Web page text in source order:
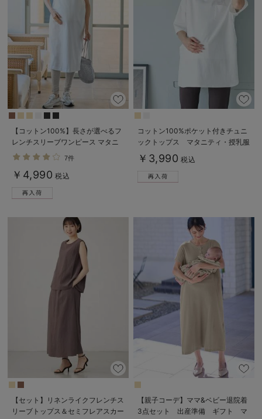
入院準備の持ち物チェック
【コットン100%】長さが選べるフ
レンチスリーブワンピース マタニ
ティ・産後授乳服【出産後も長く使
7件
￥4,990 税込
コットン100%ポケット付きチュニ
ックトップス マタニティ・授乳服
【出産後も長く使える】
￥3,990 税込
【セット】リネンライクフレンチス
リーブトップス＆セミフレアスカー
【親子コーデ】ママ&ベビー退院着
3点セット 出産準備 ギフト マ